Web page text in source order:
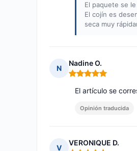
El paquete se
El cojín es
seca muy
N
Nadine O.
Nota: 5 de 5
El artículo se
Opinión traducida
V
VERONIQUE D.